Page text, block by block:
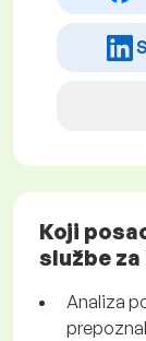
Koji
službe
Analiza